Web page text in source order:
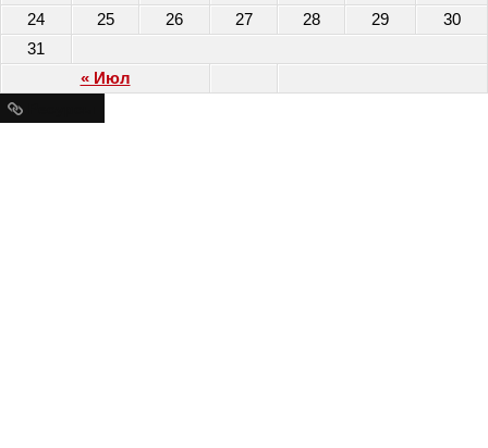
« Июл
24
25 26 27 28 29
30
31